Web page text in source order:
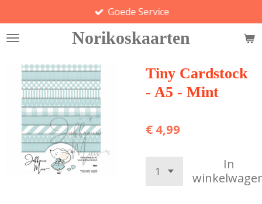
direct
naar
hoofdinhoud
Norikoskaarten
Goede Service
Tiny Cardstock
- A5 - Mint
€ 4,99
In